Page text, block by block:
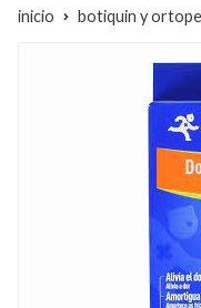
inicio botiquin y